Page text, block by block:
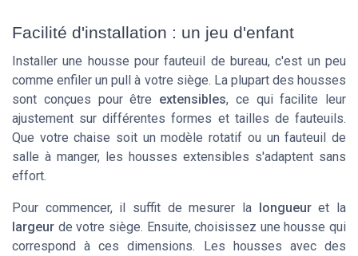
Facilité d'installation : un jeu d'enfant
Installer une housse pour fauteuil de bureau, c'est un peu
comme enfiler un pull à votre siège. La plupart des housses
sont conçues pour être extensibles, ce qui facilite leur
ajustement sur différentes formes et tailles de fauteuils.
Que votre chaise soit un modèle rotatif ou un fauteuil de
salle à manger, les housses extensibles s'adaptent sans
effort.
Pour commencer, il suffit de mesurer la longueuret la
largeur de votre siège. Ensuite, choisissez une housse qui
correspond à ces dimensions. Les housses avec des